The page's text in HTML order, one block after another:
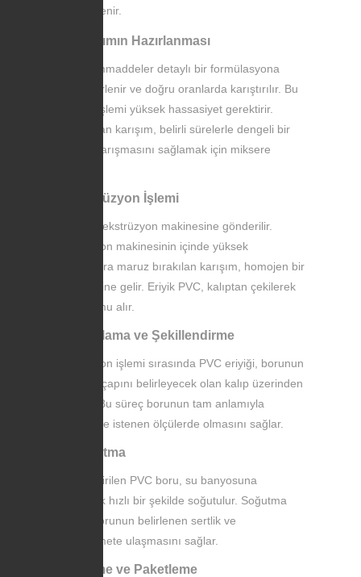
eklenir.
2. Karışımın Hazırlanması
Tüm hammaddeler detaylı bir formülasyona
göre belirlenir ve doğru oranlarda karıştırılır. Bu
karışım işlemi yüksek hassasiyet gerektirir.
Hazırlanan karışım, belirli sürelerle dengeli bir
şekilde karışmasını sağlamak için miksere
3. Ekstrüzyon İşlemi
Karışım, ekstrüzyon makinesine gönderilir.
Ekstrüzyon makinesinin içinde yüksek
sıcaklıklara maruz bırakılan karışım, homojen bir
eriyik haline gelir. Eriyik PVC, kalıptan çekilerek
boru formu alır.
4. Kalıplama ve Şekillendirme
Ekstrüzyon işlemi sırasında PVC eriyiği, borunun
iç ve dış çapını belirleyecek olan kalıp üzerinden
geçirilir. Bu süreç borunun tam anlamıyla
düzgün ve istenen ölçülerde olmasını sağlar.
5. Soğutma
Şekillendirilen PVC boru, su banyosuna
sokularak hızlı bir şekilde soğutulur. Soğutma
işlemi, borunun belirlenen sertlik ve
mukavemete ulaşmasını sağlar.
6. Kesme ve Paketleme